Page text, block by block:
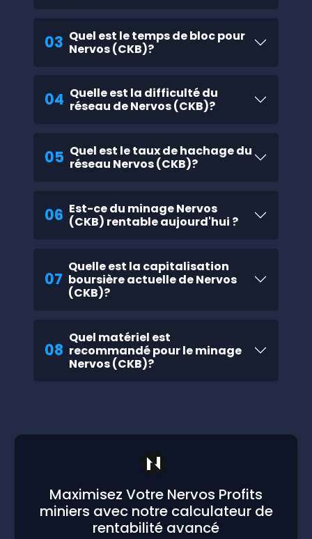
03 Quel est le temps de bloc pour
Nervos (CKB)?
04 Quelle est la difficulté du
réseau de Nervos (CKB)?
05 Quel est le taux de hachage du
réseau Nervos (CKB)?
06 Est-ce du minage Nervos
(CKB) rentable aujourd'hui ?
07
Quelle est la capitalisation
boursière actuelle de Nervos
(CKB)?
08
Quel matériel est
recommandé pour le minage
Nervos (CKB)?
Maximisez Votre Nervos Profits
miniers avec notre calculateur de
rentabilité avancé